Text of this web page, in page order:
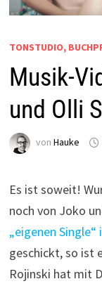
TONSTUDIO,
Musik-
und Olli
von Hauke
Es ist soweit!
noch von Joko
„eigenen
geschickt, so ist
Rojinski hat mit